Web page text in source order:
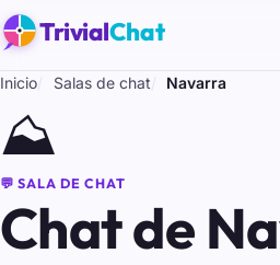
TrivialChat
Inicio Salas de chat Navarra
⛰️
💬 SALA DE CHAT
Chat de